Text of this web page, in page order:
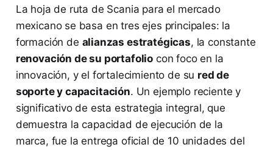
La hoja de ruta de Scania para el mercado
mexicano se basa en tres ejes principales: la
formación de alianzas estratégicas, la constante
renovación de su portafolio con foco en la
innovación, y el fortalecimiento de su red de
soporte y capacitación. Un ejemplo reciente y
significativo de esta estrategia integral, que
demuestra la capacidad de ejecución de la
marca, fue la entrega oficial de 10 unidades del